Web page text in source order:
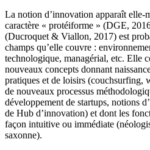
La notion d’innovation apparaît elle-
caractère « protéiforme » (DGE,
(Ducroquet & Viallon, 2017) est
champs qu’elle couvre :
technologique, managérial, etc. Elle
nouveaux concepts donnant
pratiques et de loisirs
de nouveaux processus
développement de startups, notions
de Hub d’innovation) et dont les
façon intuitive ou immédiate
saxonne).